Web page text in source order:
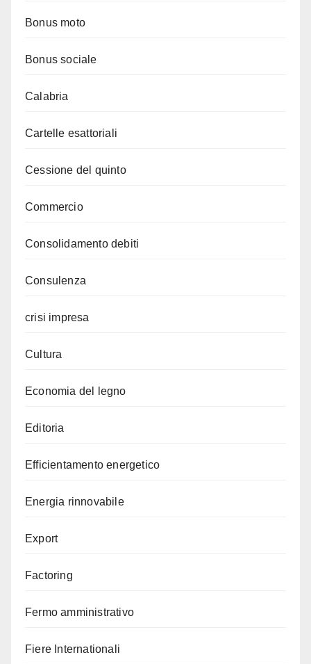
Bonus moto
Bonus sociale
Calabria
Cartelle esattoriali
Cessione del quinto
Commercio
Consolidamento debiti
Consulenza
crisi impresa
Cultura
Economia del legno
Editoria
Efficientamento energetico
Energia rinnovabile
Export
Factoring
Fermo amministrativo
Fiere Internationali